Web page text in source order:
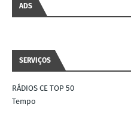
ADS
SERVIÇOS
RÁDIOS CE TOP 50
Tempo